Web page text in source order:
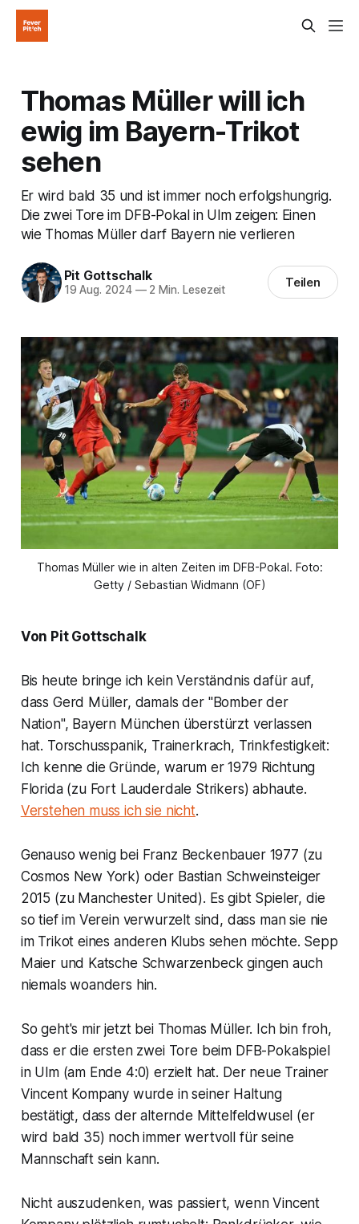
Thomas Müller will ich
ewig im Bayern-Trikot
sehen
Er wird bald 35 und ist immer noch erfolgshungrig.
Die zwei Tore im DFB-Pokal in Ulm zeigen: Einen
wie Thomas Müller darf Bayern nie verlieren
Pit Gottschalk
19 Aug. 2024 —2 Min. Lesezeit Teilen
Thomas Müller wie in alten Zeiten im DFB-Pokal. Foto:
Getty / Sebastian Widmann (OF)
Von Pit Gottschalk
Bis heute bringe ich kein Verständnis dafür auf,
dass Gerd Müller, damals der "Bomber der
Nation", Bayern München überstürzt verlassen
hat. Torschusspanik, Trainerkrach, Trinkfestigkeit:
Ich kenne die Gründe, warum er 1979 Richtung
Florida (zu Fort Lauderdale Strikers) abhaute.
Verstehen muss ich sie nicht.
Genauso wenig bei Franz Beckenbauer 1977 (zu
Cosmos New York) oder Bastian Schweinsteiger
2015 (zu Manchester United). Es gibt Spieler, die
so tief im Verein verwurzelt sind, dass man sie nie
im Trikot eines anderen Klubs sehen möchte. Sepp
Maier und Katsche Schwarzenbeck gingen auch
niemals woanders hin.
So geht's mir jetzt bei Thomas Müller. Ich bin froh,
dass er die ersten zwei Tore beim DFB-Pokalspiel
in Ulm (am Ende 4:0) erzielt hat. Der neue Trainer
Vincent Kompany wurde in seiner Haltung
bestätigt, dass der alternde Mittelfeldwusel (er
wird bald 35) noch immer wertvoll für seine
Mannschaft sein kann.
Nicht auszudenken, was passiert, wenn Vincent